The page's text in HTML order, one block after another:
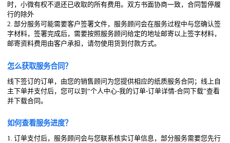
时，小微有权不退还已收取的所有费用。双方书面协商一致，合同暂停履
行的除外
2. 部分服务可能需要客户签署文件，服务顾问会在服务过程中与您确认签
字材料，签署完成后，需要按照服务顾问给定的地址邮寄以上签字材料，
邮寄资料费用由客户承担，请勿使用货到付款方式。
怎么获取服务合同？
线下签订的订单，由您的销售顾问为您提供相应的纸质服务合同；线上自
主下单并支付后，您可以到“个人中心-我的订单-订单详情-合同下载”查看
并下载合同。
如何查看服务进度？
1. 订单支付后，服务顾问会与您联系核实订单信息，部分服务需要您先行